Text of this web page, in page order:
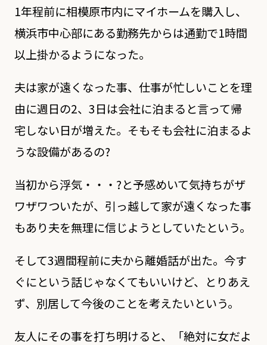
1年程前に相模原市内にマイホームを購入し、
横浜市中心部にある勤務先からは通勤で1時間
以上掛かるようになった。
夫は家が遠くなった事、仕事が忙しいことを理
由に週日の2、3日は会社に泊まると言って帰
宅しない日が増えた。そもそも会社に泊まるよ
うな設備があるの?
当初から浮気・・・?と予感めいて気持ちがザ
ワザワついたが、引っ越して家が遠くなった事
もあり夫を無理に信じようとしていたという。
そして3週間程前に夫から離婚話が出た。今す
ぐにという話じゃなくてもいいけど、とりあえ
ず、別居して今後のことを考えたいという。
友人にその事を打ち明けると、「絶対に女だよ